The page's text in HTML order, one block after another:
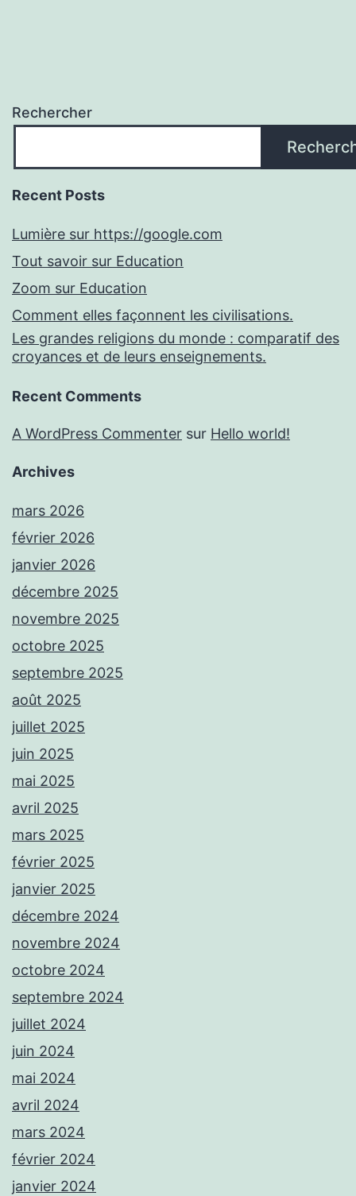
Rechercher
Recent Posts
Lumière sur https://google.com
Tout savoir sur Education
Zoom sur Education
Comment elles façonnent les civilisations.
Les grandes religions du monde : comparatif des
croyances et de leurs enseignements.
Recent Comments
A WordPress Commenter sur Hello world!
Archives
mars 2026
février 2026
janvier 2026
décembre 2025
novembre 2025
octobre 2025
septembre 2025
août 2025
juillet 2025
juin 2025
mai 2025
avril 2025
mars 2025
février 2025
janvier 2025
décembre 2024
novembre 2024
octobre 2024
septembre 2024
juillet 2024
juin 2024
mai 2024
avril 2024
mars 2024
février 2024
janvier 2024